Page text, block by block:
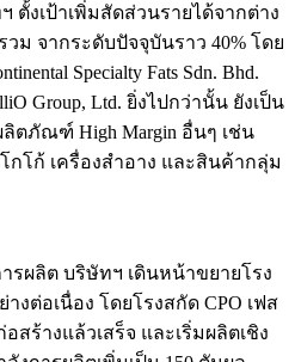
ตั้งเป้าเพิ่มสัดส่วนรายได้จากต่าง
วม จากระดับปัจจุบันราว 40% โดย
Specialty Fats Sdn. Bhd.
Group, Ltd. ยิ่งไปกว่านั้น ยังเป็น
ตภัณฑ์ High Margin อื่นๆ เช่น
กโก้ เครื่องสำอาง และสินค้ากลุ่ม
ผลิต บริษัทฯ เดินหน้าขยายโรง
งต่อเนื่อง โดยโรงสกัด CPO เฟส
สร้างแล้วเสร็จ และเริ่มผลิตเชิง